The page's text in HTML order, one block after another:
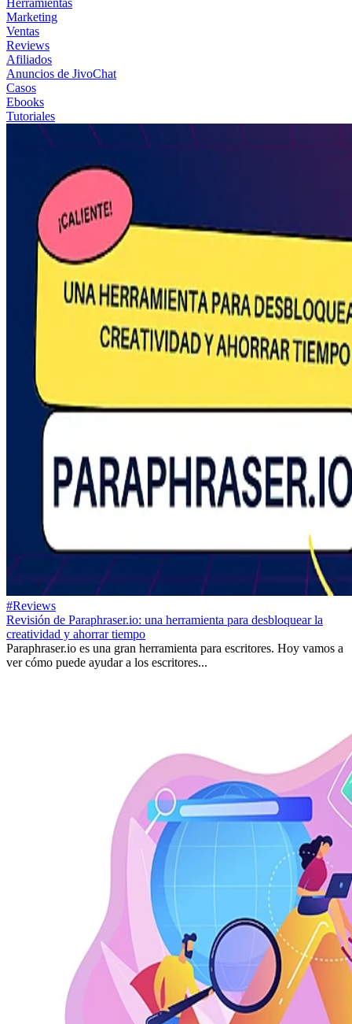
Herramientas
Marketing
Ventas
Reviews
Afiliados
Anuncios de JivoChat
Casos
Ebooks
Tutoriales
#Reviews
Revisión de Paraphraser.io: una herramienta para desbloquear la
creatividad y ahorrar tiempo
Paraphraser.io es una gran herramienta para escritores. Hoy vamos a
ver cómo puede ayudar a los escritores...